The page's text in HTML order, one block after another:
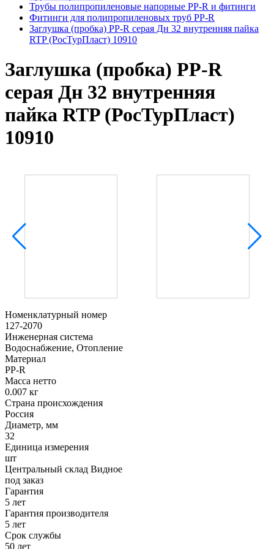
Трубы полипропиленовые напорные PP-R и фитинги
Фитинги для полипропиленовых труб PP-R
Заглушка (пробка) PP-R серая Дн 32 внутренняя пайка
RTP (РосТурПласт) 10910
Заглушка (пробка) PP-R
серая Дн 32 внутренняя
пайка RTP (РосТурПласт)
10910
Номенклатурный номер
127-2070
Инженерная система
Водоснабжение, Отопление
Материал
PP-R
Масса нетто
0.007 кг
Страна происхождения
Россия
Диаметр, мм
32
Единица измерения
шт
Центральный склад Видное
под заказ
Гарантия
5 лет
Гарантия производителя
5 лет
Срок службы
50 лет